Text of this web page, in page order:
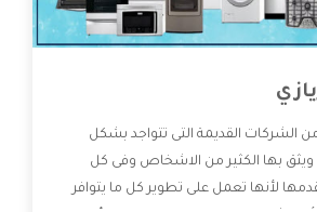
الشركات القديمة التى تتواجد بشكل
بها الكثير من الاشخاص وفى كل
لأنها تعمل على تطوير كل ما يتوافر